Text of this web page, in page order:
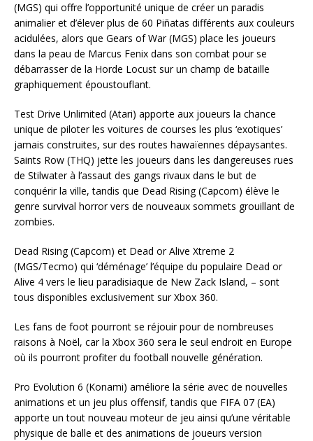
(MGS) qui offre l’opportunité unique de créer un paradis
animalier et d’élever plus de 60 Piñatas différents aux couleurs
acidulées, alors que Gears of War (MGS) place les joueurs
dans la peau de Marcus Fenix dans son combat pour se
débarrasser de la Horde Locust sur un champ de bataille
graphiquement époustouflant.
Test Drive Unlimited (Atari) apporte aux joueurs la chance
unique de piloter les voitures de courses les plus ‘exotiques’
jamais construites, sur des routes hawaïennes dépaysantes.
Saints Row (THQ) jette les joueurs dans les dangereuses rues
de Stilwater à l’assaut des gangs rivaux dans le but de
conquérir la ville, tandis que Dead Rising (Capcom) élève le
genre survival horror vers de nouveaux sommets grouillant de
zombies.
Dead Rising (Capcom) et Dead or Alive Xtreme 2
(MGS/Tecmo) qui ‘déménage’ l’équipe du populaire Dead or
Alive 4 vers le lieu paradisiaque de New Zack Island, – sont
tous disponibles exclusivement sur Xbox 360.
Les fans de foot pourront se réjouir pour de nombreuses
raisons à Noël, car la Xbox 360 sera le seul endroit en Europe
où ils pourront profiter du football nouvelle génération.
Pro Evolution 6 (Konami) améliore la série avec de nouvelles
animations et un jeu plus offensif, tandis que FIFA 07 (EA)
apporte un tout nouveau moteur de jeu ainsi qu’une véritable
physique de balle et des animations de joueurs version